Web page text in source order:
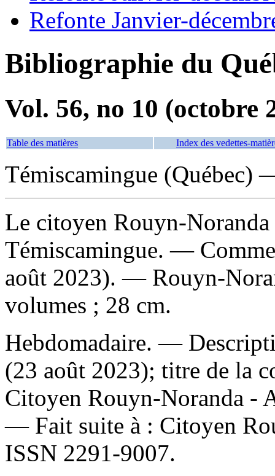
Refonte Janvier-
Bibliographie du
Vol. 56, no 10 (octobre
Table des matières Index des vedettes-
Témiscamingue (Québec)
Le citoyen Rouyn-
Témiscamingue. —
août 2023). — Rouyn-
volumes ; 28 cm.
Hebdomadaire. —
(23 août 2023); titre de la
Citoyen Rouyn-Noranda -
— Fait suite à : Citoyen
ISSN 2291-9007.